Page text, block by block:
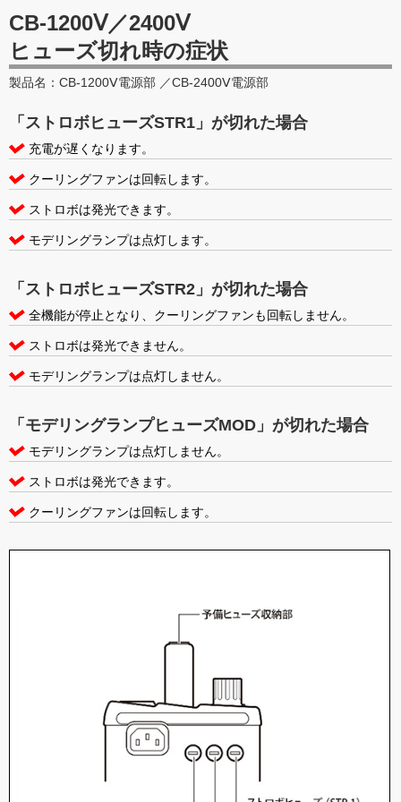
CB-1200Ⅴ／2400Ⅴ
ヒューズ切れ時の症状
製品名：CB-1200Ⅴ電源部 ／CB-2400Ⅴ電源部
「ストロボヒューズSTR1」が切れた場合
充電が遅くなります。
クーリングファンは回転します。
ストロボは発光できます。
モデリングランプは点灯します。
「ストロボヒューズSTR2」が切れた場合
全機能が停止となり、クーリングファンも回転しません。
ストロボは発光できません。
モデリングランプは点灯しません。
「モデリングランプヒューズMOD」が切れた場合
モデリングランプは点灯しません。
ストロボは発光できます。
クーリングファンは回転します。